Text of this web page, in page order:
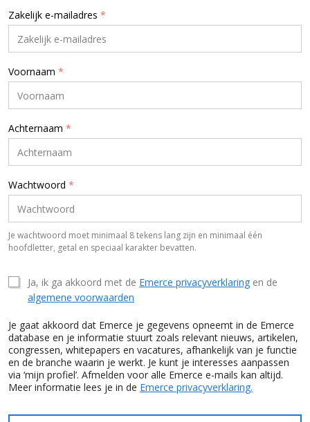
Zakelijk e-mailadres *
Voornaam *
Achternaam *
Wachtwoord *
Je wachtwoord moet minimaal 8 tekens lang zijn en minimaal één
hoofdletter, getal en speciaal karakter bevatten.
Ja, ik ga akkoord met de Emerce privacyverklaring en de
algemene voorwaarden
Je gaat akkoord dat Emerce je gegevens opneemt in de Emerce
database en je informatie stuurt zoals relevant nieuws, artikelen,
congressen, whitepapers en vacatures, afhankelijk van je functie
en de branche waarin je werkt. Je kunt je interesses aanpassen
via ‘mijn profiel’. Afmelden voor alle Emerce e-mails kan altijd.
Meer informatie lees je in de Emerce privacyverklaring.